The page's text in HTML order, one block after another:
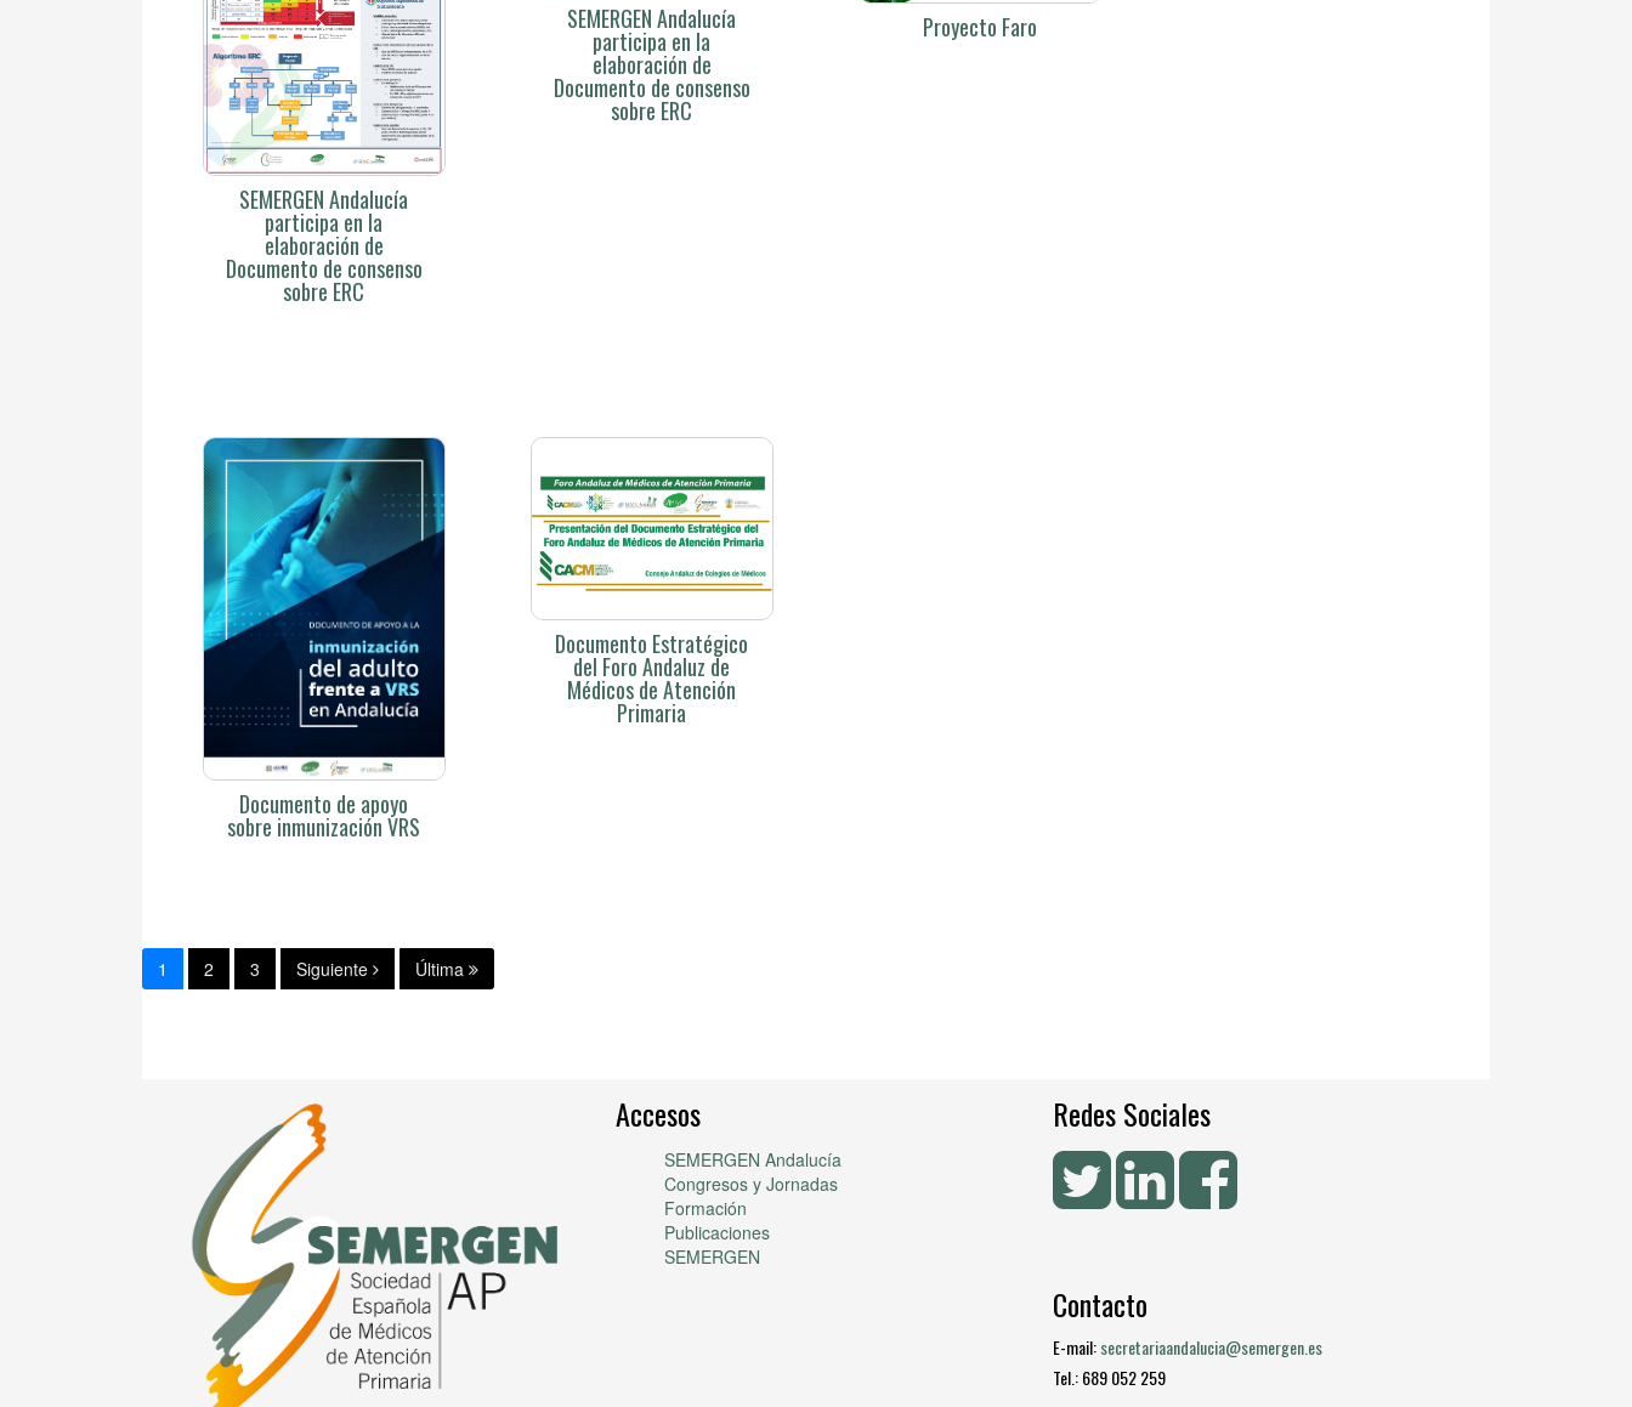
SEMERGEN Andalucía
participa en la
elaboración de
Documento de consenso
sobre ERC
SEMERGEN Andalucía
participa en la
elaboración de
Documento de consenso
sobre ERC
Proyecto Faro
Documento de apoyo
sobre inmunización VRS
Documento Estratégico
del Foro Andaluz de
Médicos de Atención
Primaria
1 2 3 Siguiente Última
Accesos
SEMERGEN Andalucía
Congresos y Jornadas
Formación
Publicaciones
SEMERGEN
Redes Sociales
Contacto
E-mail:secretariaandalucia@semergen.es
Tel.: 689 052 259